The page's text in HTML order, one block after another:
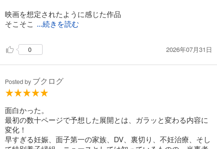
映画を想定されたように感じた作品
そこそこ
...続きを読む
0 2026年07月31日
Posted by ブクログ
面白かった。
最初の数十ページで予想した展開とは、ガラッと変わる内容に
変化！
早すぎる妊娠、面子第一の家族、DV、裏切り、不妊治療、そし